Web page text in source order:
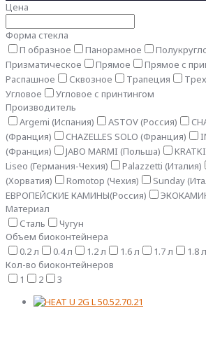
Цена
Форма стекла
П образное
Панорамное
Призматическое
Прямое
Прямое с
Распашное
Сквозное Трапеция
Угловое
Угловое с принтингом
Производитель
Argemi (Испания)
ASTOV (Россия)
(Франция)
CHAZELLES SOLO (Франция)
(Франция)
JABO MARMI (Польша)
Liseo (Германия-Чехия)
Palazzetti (Италия)
(Хорватия)
Romotop (Чехия)
Sunday
ЕВРОПЕЙСКИЕ КАМИНЫ(Россия)
Материал
Сталь
Чугун
Объем биоконтейнера
0.2 л
0.4 л 1.2 л 1.6 л 1.7 л 1.8 л
Кол-во биоконтейнеров
1
2 3